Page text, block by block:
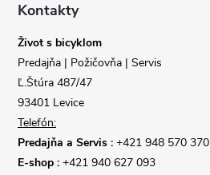
Kontakty
Život s bicyklom
Predajňa | Požičovňa | Servis
Ľ.Štúra 487/47
93401 Levice
Telefón:
Predajňa a Servis : +421 948 570 370
E-shop : +421 940 627 093